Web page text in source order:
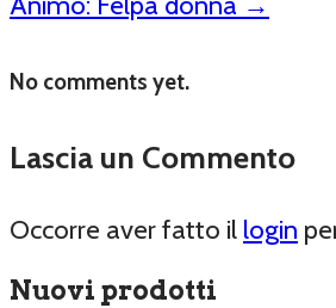
No comments yet.
Lascia un Commento
Occorre aver fatto il login
Nuovi prodotti